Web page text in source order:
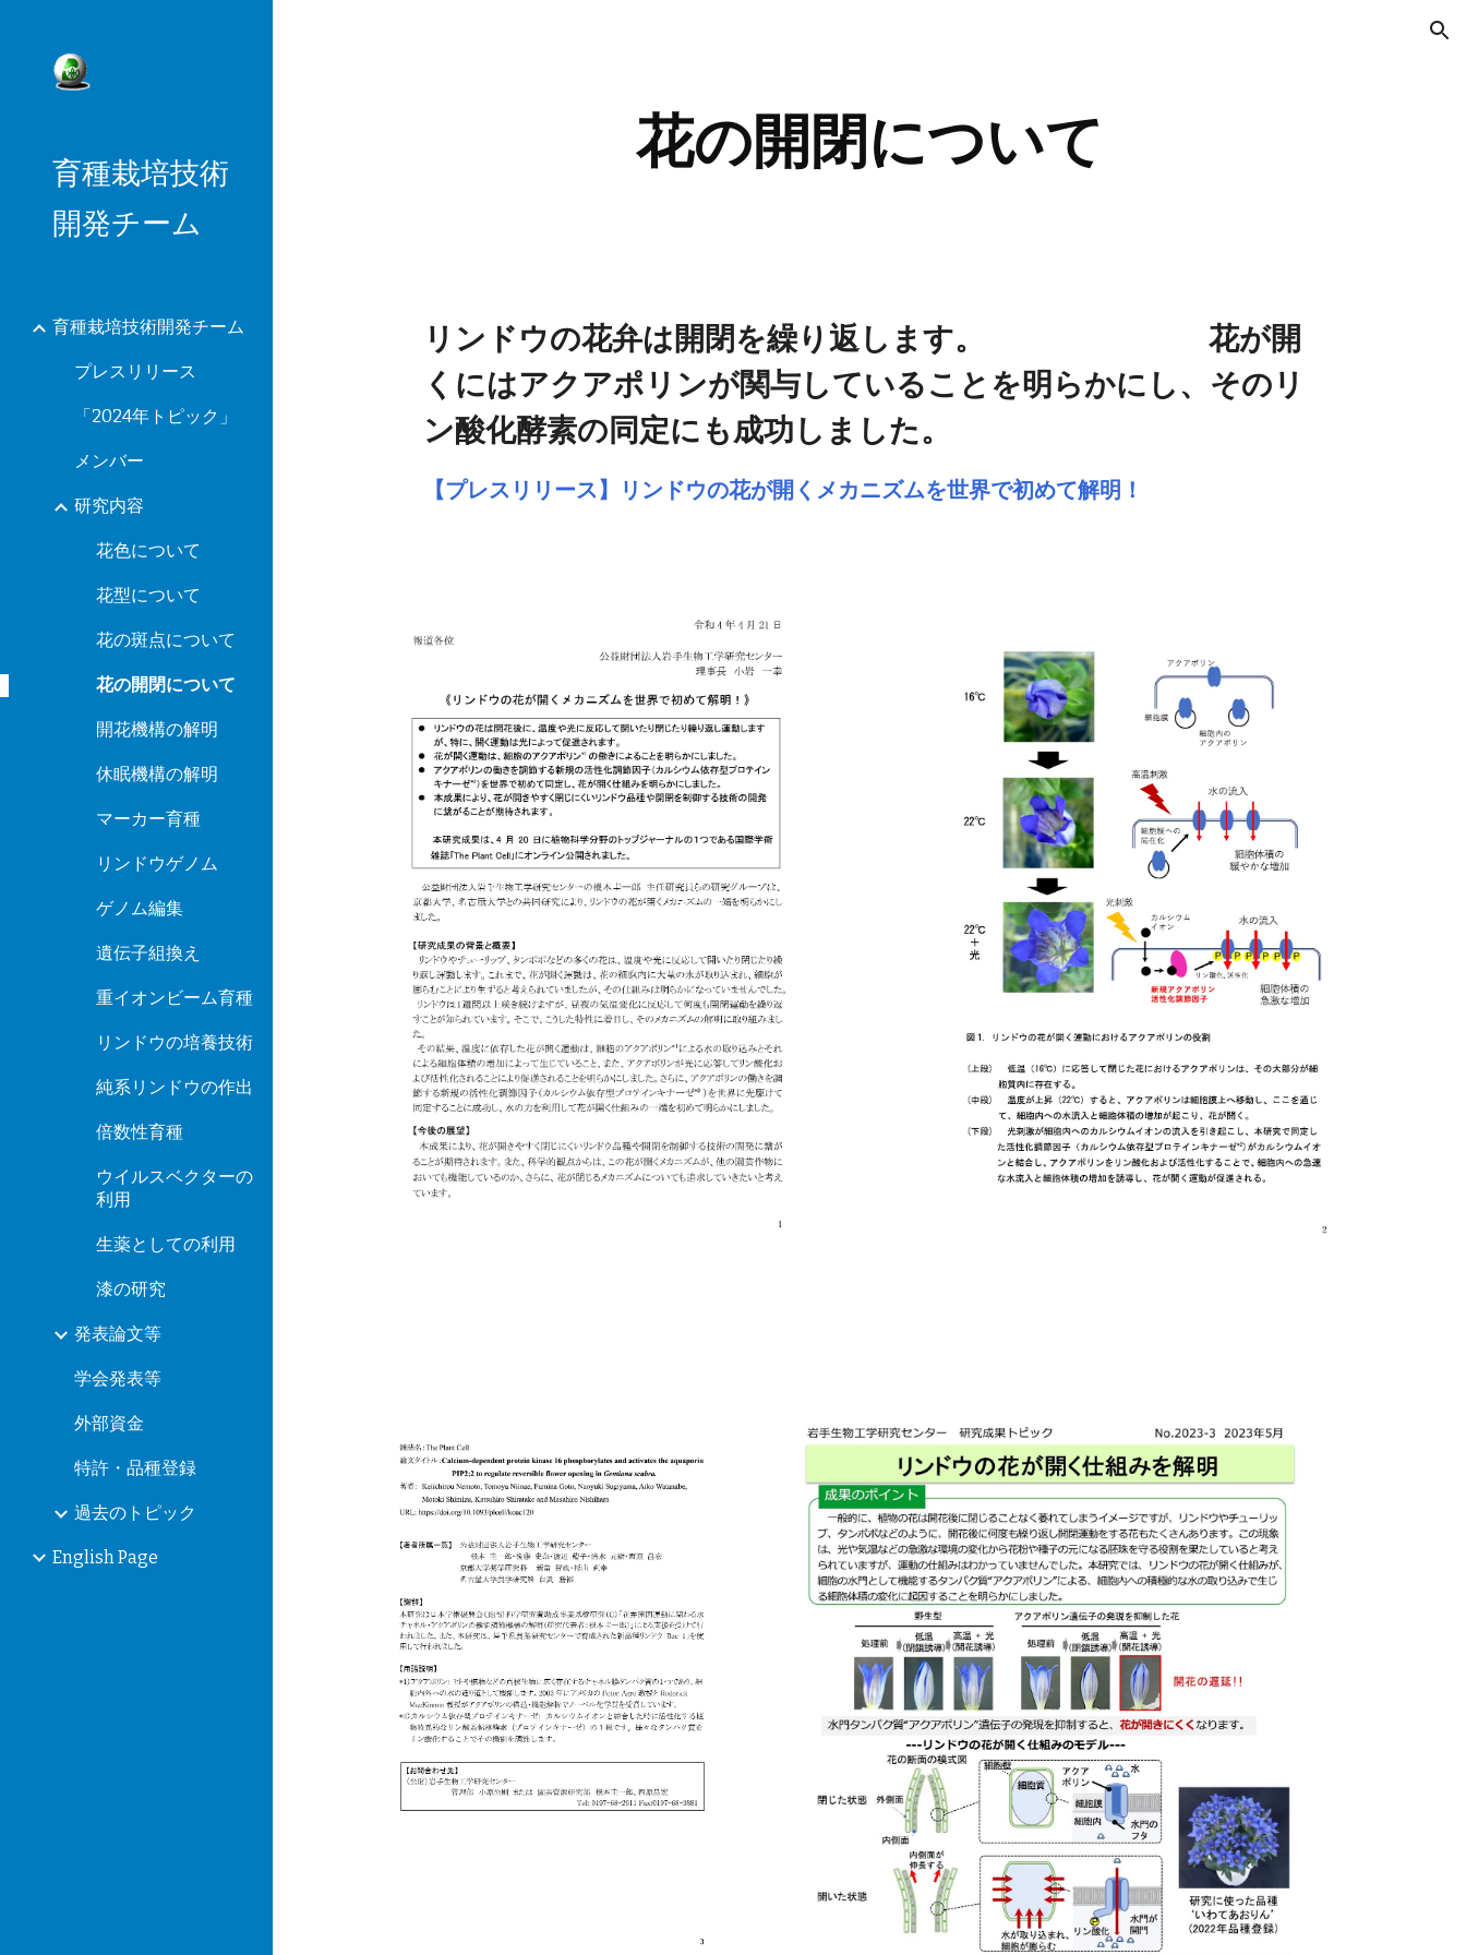
育種栽培技術
開発チーム
育種栽培技術開発チーム
プレスリリース
「2024年トピック」
メンバー
研究内容
花色について
花型について
花の斑点について
花の開閉について
開花機構の解明
休眠機構の解明
マーカー育種
リンドウゲノム
ゲノム編集
遺伝子組換え
重イオンビーム育種
リンドウの培養技術
純系リンドウの作出
倍数性育種
ウイルスベクターの
利用
生薬としての利用
漆の研究
発表論文等
学会発表等
外部資金
特許・品種登録
過去のトピック
English Page
花の開閉について
リンドウの花弁は開閉を繰り返します。 花が開
くにはアクアポリンが関与していることを明らかにし、そのリ
ン酸化酵素の同定にも成功しました。
【プレスリリース】リンドウの花が開くメカニズムを世界で初めて解明！